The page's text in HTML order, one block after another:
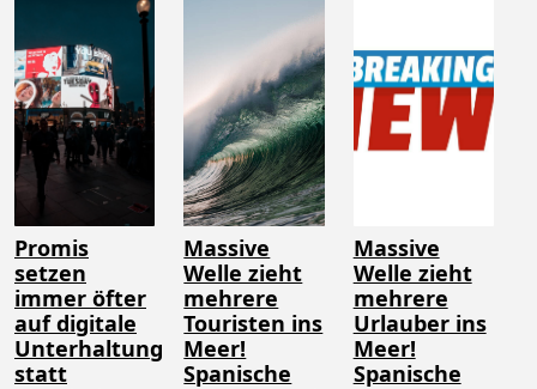
Promis
setzen
immer öfter
auf digitale
Unterhaltung
statt
Massive
Welle zieht
mehrere
Touristen ins
Meer!
Spanische
Massive
Welle zieht
mehrere
Urlauber ins
Meer!
Spanische